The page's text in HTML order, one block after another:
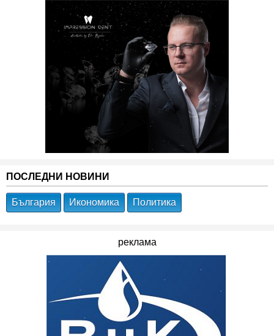
ПОСЛЕДНИ НОВИНИ
България Икономика Политика
реклама